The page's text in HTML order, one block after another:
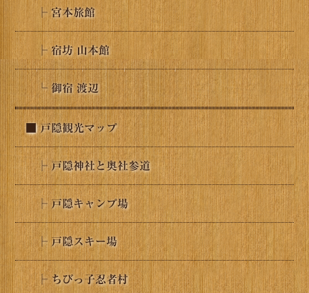
├ 宮本旅館
├ 宿坊 山本館
└ 御宿 渡辺
■ 戸隠観光マップ
├ 戸隠神社と奥社参道
├ 戸隠キャンプ場
├ 戸隠スキー場
├ ちびっ子忍者村